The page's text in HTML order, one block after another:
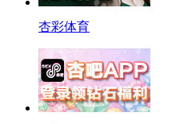
杏彩体育